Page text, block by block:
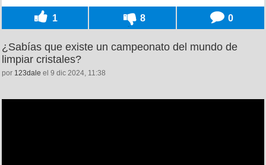
1 8 0
¿Sabías que existe un campeonato del mundo de
limpiar cristales?
por 123dale el 9 dic 2024, 11:38